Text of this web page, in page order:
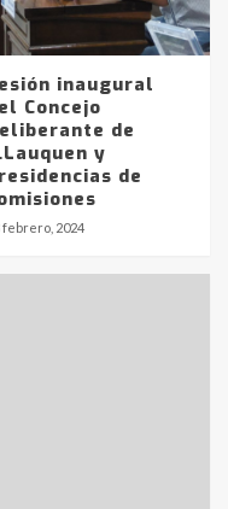
inaugural
Concejo
de
y
de
febrero, 2024